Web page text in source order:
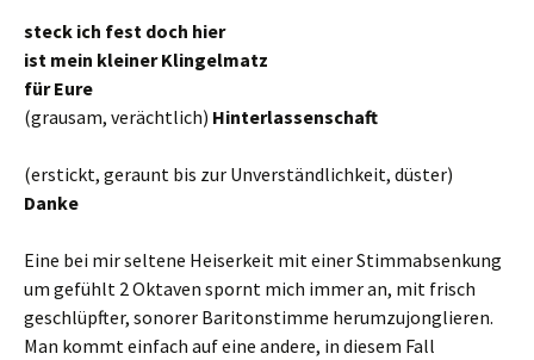
steck ich fest doch hier
ist mein kleiner Klingelmatz
für Eure
(grausam, verächtlich) Hinterlassenschaft
(erstickt, geraunt bis zur Unverständlichkeit, düster)
Danke
Eine bei mir seltene Heiserkeit mit einer Stimmabsenkung
um gefühlt 2 Oktaven spornt mich immer an, mit frisch
geschlüpfter, sonorer Baritonstimme herumzujonglieren.
Man kommt einfach auf eine andere, in diesem Fall